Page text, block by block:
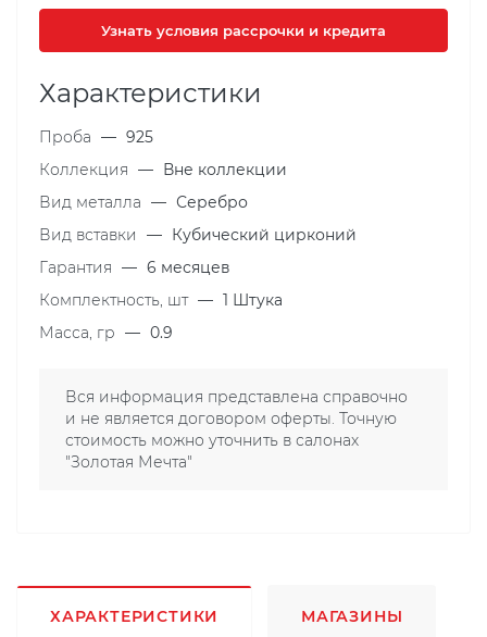
Узнать условия рассрочки и кредита
Характеристики
Проба — 925
Коллекция — Вне коллекции
Вид металла — Серебро
Вид вставки
— Кубический цирконий
Гарантия — 6 месяцев
Комплектность, шт — 1 Штука
Масса, гр — 0.9
Вся информация представлена справочно
и не является договором оферты. Точную
стоимость можно уточнить в салонах
"Золотая Мечта"
ХАРАКТЕРИСТИКИ МАГАЗИНЫ